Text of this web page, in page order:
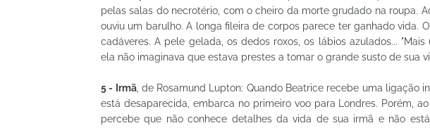
pelas salas do necrotério, com o cheiro da morte grudado na roupa.
ouviu um barulho. A longa fileira de corpos parece ter ganhado vida.
cadáveres. A pele gelada, os dedos roxos, os lábios azulados...
ela não imaginava que estava prestes a tomar o grande susto de sua
5 - Irmã, de Rosamund Lupton: Quando Beatrice recebe uma ligação
está desaparecida, embarca no primeiro voo para Londres. Porém,
percebe que não conhece detalhes da vida de sua irmã e não